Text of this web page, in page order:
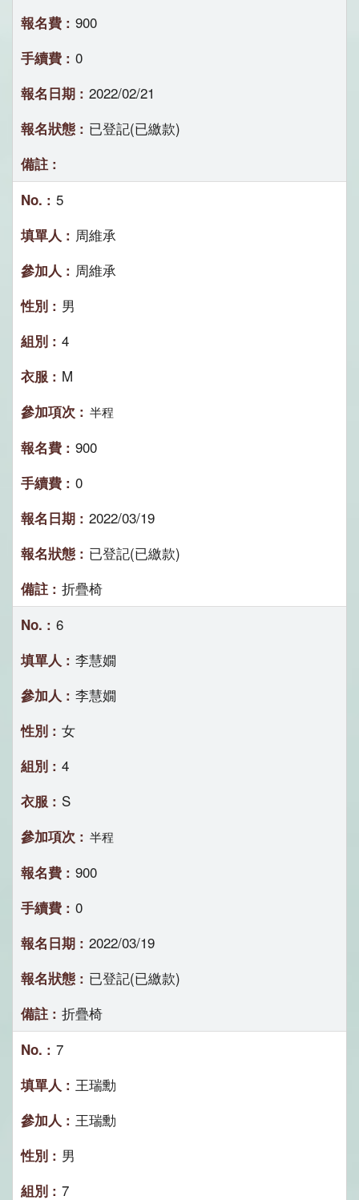
900
0
2022/02/21
已登記(已繳款)
5
周維承
周維承
男
4
M
半程
900
0
2022/03/19
已登記(已繳款)
折疊椅
6
李慧嫺
李慧嫺
女
4
S
半程
900
0
2022/03/19
已登記(已繳款)
折疊椅
7
王瑞勳
王瑞勳
男
7